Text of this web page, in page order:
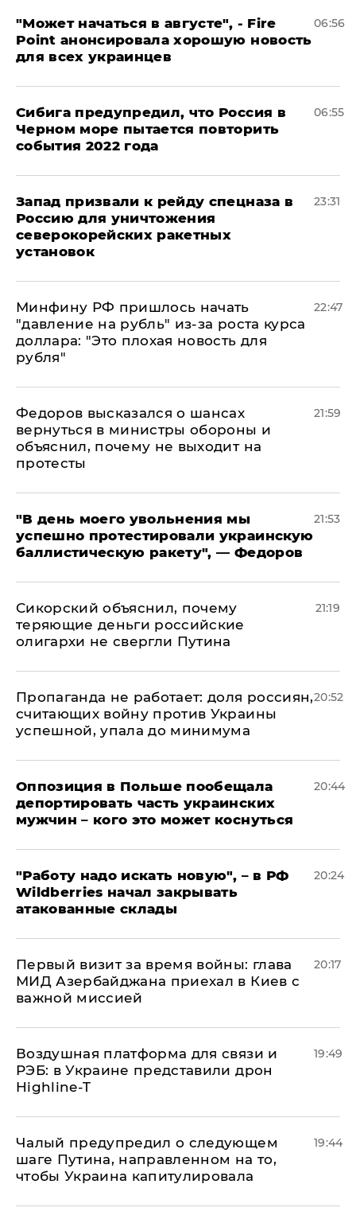
"Может начаться в августе", - Fire
Point анонсировала хорошую новость
для всех украинцев
06:56
Сибига предупредил, что Россия в
Черном море пытается повторить
события 2022 года
06:55
Запад призвали к рейду спецназа в
Россию для уничтожения
северокорейских ракетных
установок
23:31
Минфину РФ пришлось начать
"давление на рубль" из-за роста курса
доллара: "Это плохая новость для
рубля"
22:47
Федоров высказался о шансах
вернуться в министры обороны и
объяснил, почему не выходит на
протесты
21:59
​"В день моего увольнения мы
успешно протестировали украинскую
баллистическую ракету", — Федоров
21:53
Сикорский объяснил, почему
теряющие деньги российские
олигархи не свергли Путина
21:19
​Пропаганда не работает: доля россиян,
считающих войну против Украины
успешной, упала до минимума
20:52
Оппозиция в Польше пообещала
депортировать часть украинских
мужчин – кого это может коснуться
20:44
"Работу надо искать новую", – в РФ
Wildberries начал закрывать
атакованные склады
20:24
Первый визит за время войны: глава
МИД Азербайджана приехал в Киев с
важной миссией
20:17
Воздушная платформа для связи и
РЭБ: в Украине представили дрон
Highline-T
19:49
Чалый предупредил о следующем
шаге Путина, направленном на то,
чтобы Украина капитулировала
19:44